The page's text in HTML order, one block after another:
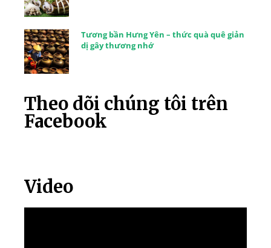
Tương bần Hưng Yên – thức quà quê giản
dị gây thương nhớ
Theo dõi chúng tôi trên
Facebook
Video